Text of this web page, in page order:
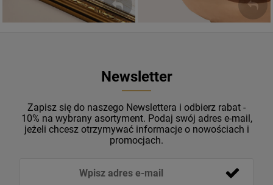
Newsletter
Zapisz się do naszego Newslettera i odbierz rabat -
10% na wybrany asortyment. Podaj swój adres e-mail,
jeżeli chcesz otrzymywać informacje o nowościach i
promocjach.